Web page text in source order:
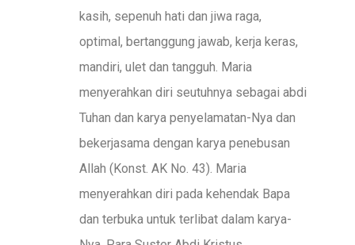
kasih, sepenuh hati dan jiwa raga,
optimal, bertanggung jawab, kerja keras,
mandiri, ulet dan tangguh. Maria
menyerahkan diri seutuhnya sebagai abdi
Tuhan dan karya penyelamatan-Nya dan
bekerjasama dengan karya penebusan
Allah (Konst. AK No. 43). Maria
menyerahkan diri pada kehendak Bapa
dan terbuka untuk terlibat dalam karya-